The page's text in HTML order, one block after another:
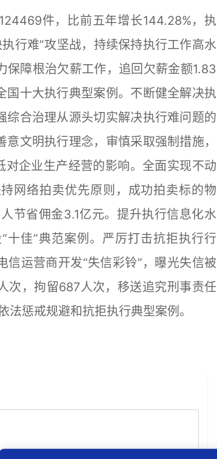
件，比前五年增长144.28%，执
行难”攻坚战，持续保持执行工作高水
保障根治欠薪工作，追回欠薪金额1.83
十大执行典型案例。不断健全解决执
合治理从源头切实解决执行难问题的
文明执行理念，审慎采取强制措施，
对企业生产经营的影响。全面实现不动
网络拍卖优先原则，成功拍卖标的物
节省佣金3.1亿元。提升执行信息化水
佳”典范案例。严厉打击抗拒执行行
运营商开发“失信彩铃”，曝光失信被
，拘留687人次，移送追究刑事责任
惩戒规避和抗拒执行典型案例。